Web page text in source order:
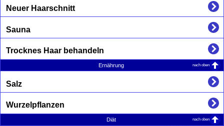
Neuer Haarschnitt
Sauna
Trocknes Haar behandeln
Ernährung nach oben
Salz
Wurzelpflanzen
Diät nach oben